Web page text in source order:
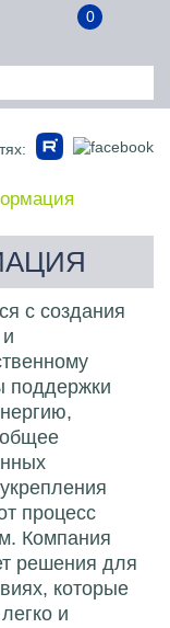
0
с создания
поддержки
процесс
Компания
решения для
которые
и